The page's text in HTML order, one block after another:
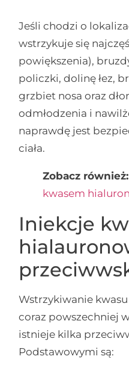
Jeśli chodzi o
wstrzykuje się
powiększenia),
policzki, dolinę łez,
grzbiet nosa oraz
odmłodzenia i
naprawdę jest
ciała.
Zobacz również:
kwasem
Iniekcje
Wstrzykiwanie
coraz powszechniej
istnieje kilka
Podstawowymi są: